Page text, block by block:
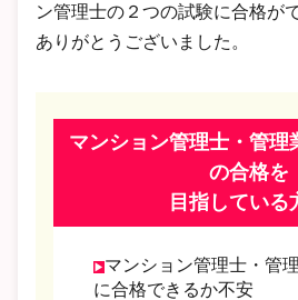
ン管理士の２つの試験に合格が
ありがとうございました。
マンション管理士・管理
の合格を
目指している
マンション管理士・管
に合格できるか不安